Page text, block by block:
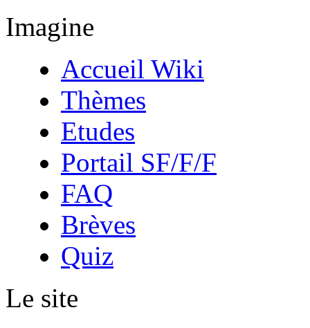
Imagine
Accueil Wiki
Thèmes
Etudes
Portail SF/F/F
FAQ
Brèves
Quiz
Le site